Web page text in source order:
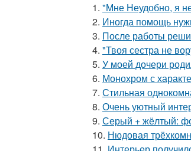
1. "Мне Неудобно, я
2. Иногда помощь
3. После работы
4. "Твоя сестра не
5. У моей дочери
6. Монохром с
7. Стильная
8. Очень уютный
9. Серый + жёлтый:
10. Нюдовая